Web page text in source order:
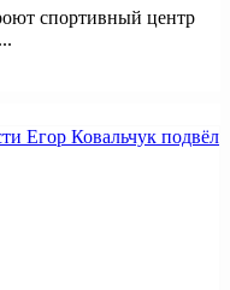
спортивный центр